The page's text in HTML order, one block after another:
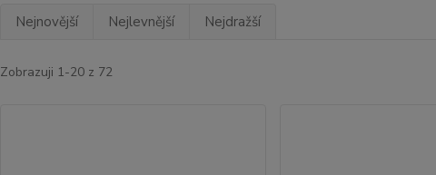
Nejnovější Nejlevnější Nejdražší
Zobrazuji 1-20 z 72